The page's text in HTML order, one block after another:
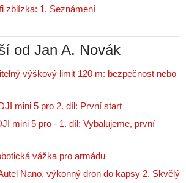
zblízka: 1. Seznámení
od Jan A. Novák
výškový limit 120 m: bezpečnost nebo
mini 5 pro 2. díl: První start
mini 5 pro - 1. díl: Vybalujeme, první
vážka pro armádu
Nano, výkonný dron do kapsy 2. Skvělý